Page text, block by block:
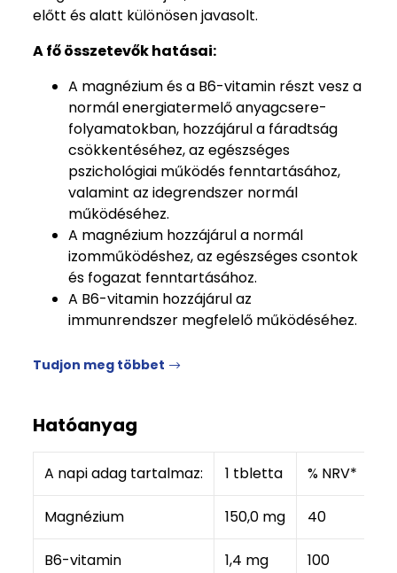
előtt és alatt különösen javasolt.
A fő összetevők hatásai:
A magnézium és a B6-vitamin részt vesz a
normál energiatermelő anyagcsere-
folyamatokban, hozzájárul a fáradtság
csökkentéséhez, az egészséges
pszichológiai működés fenntartásához,
valamint az idegrendszer normál
működéséhez.
A magnézium hozzájárul a normál
izomműködéshez, az egészséges csontok
és fogazat fenntartásához.
A B6-vitamin hozzájárul az
immunrendszer megfelelő működéséhez.
Tudjon meg többet
Hatóanyag
A napi adag tartalmaz: 1 tbletta % NRV*
Magnézium 150,0 mg 40
B6-vitamin 1,4 mg 100